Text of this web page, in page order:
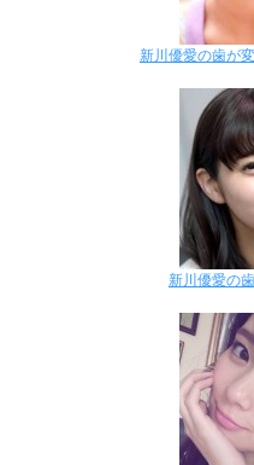
新川優愛の歯が
新川優愛の